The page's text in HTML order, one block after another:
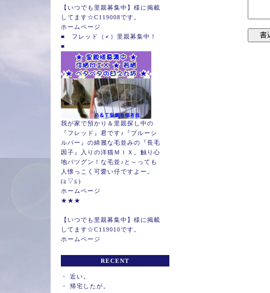
【いつでも里親募集中】様に掲載
してます☆C119008です。
ホームページ
■ フレッド（♂）里親募集中！
■
我が家で預かり＆里親探し中の
『フレッド』君です♪『ブルーシ
ルバー』の綺麗な毛並みの『長毛
因子』入りの洋猫ＭＩＸ。触り心
地バツグン！な毛並♪と～っても
人懐っこく可愛い仔ですよー。
(≧▽≦)
ホームページ
★★★
【いつでも里親募集中】様に掲載
してます☆C119010です。
ホームページ
RECENT
・
近い。
・
帰宅したが。